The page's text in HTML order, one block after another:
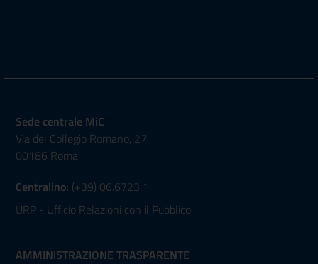
Sede centrale MiC
Via del Collegio Romano, 27
00186 Roma
Centralino: (+39) 06.6723.1
URP - Ufficio Relazioni con il Pubblico
AMMINISTRAZIONE TRASPARENTE